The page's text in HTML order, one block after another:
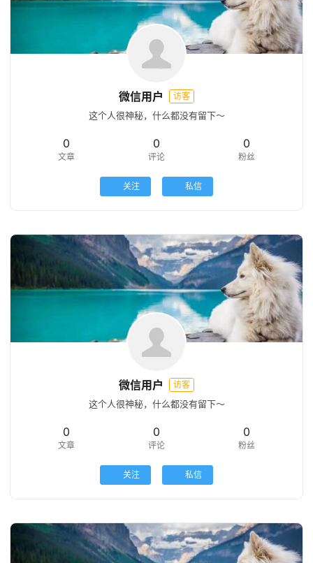
微信用户 访客
这个人很神秘，什么都没有留下～
0
文章
0
评论
0
粉丝
关注 私信
微信用户 访客
这个人很神秘，什么都没有留下～
0
文章
0
评论
0
粉丝
关注 私信